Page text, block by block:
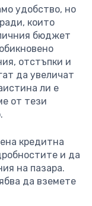
удобство, но
които
бюджет
отстъпки и
да увеличат
ли е
от тези
кредитна
и да
на пазара.
да вземете